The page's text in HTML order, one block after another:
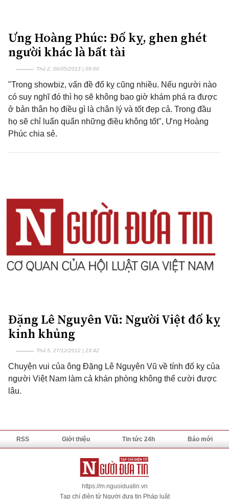
Ưng Hoàng Phúc: Đố kỵ, ghen ghét
người khác là bất tài
Thứ 2, 06/05/2013 | 09:00
"Trong showbiz, vấn đề đố kỵ cũng nhiều. Nếu người nào
có suy nghĩ đó thì họ sẽ không bao giờ khám phá ra được
ở bản thân họ điều gì là chân lý và tốt đẹp cả. Trong đầu
họ sẽ chỉ luẩn quẩn những điều không tốt", Ưng Hoàng
Phúc chia sẻ.
Đặng Lê Nguyên Vũ: Người Việt đố kỵ
kinh khủng
Thứ 5, 27/12/2012 | 23:42
Chuyện vui của ông Đặng Lê Nguyên Vũ về tính đố kỵ của
người Việt Nam làm cả khán phòng không thể cười được
lâu.
RSS Giới thiệu Tin tức 24h Báo mới
https://m.nguoiduatin.vn
Tạp chí điện tử Người đưa tin Pháp luật